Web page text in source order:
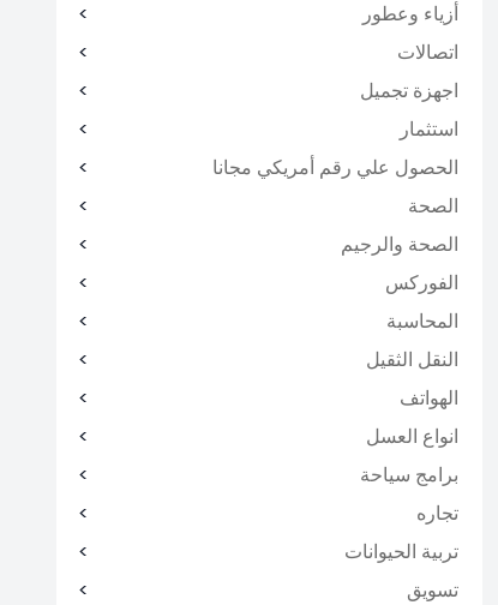
أزياء وعطور
اتصالات
اجهزة تجميل
استثمار
الحصول علي رقم أمريكي مجانا
الصحة
الصحة والرجيم
الفوركس
المحاسبة
النقل الثقيل
الهواتف
انواع العسل
برامج سياحة
تجاره
تربية الحيوانات
تسويق